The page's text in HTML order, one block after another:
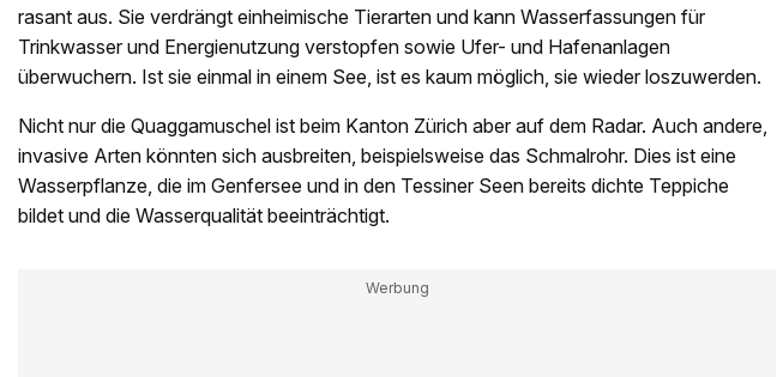
rasant aus. Sie verdrängt einheimische Tierarten und kann Wasserfassungen für
Trinkwasser und Energienutzung verstopfen sowie Ufer- und Hafenanlagen
überwuchern. Ist sie einmal in einem See, ist es kaum möglich, sie wieder loszuwerden.
Nicht nur die Quaggamuschel ist beim Kanton Zürich aber auf dem Radar. Auch andere,
invasive Arten könnten sich ausbreiten, beispielsweise das Schmalrohr. Dies ist eine
Wasserpflanze, die im Genfersee und in den Tessiner Seen bereits dichte Teppiche
bildet und die Wasserqualität beeinträchtigt.